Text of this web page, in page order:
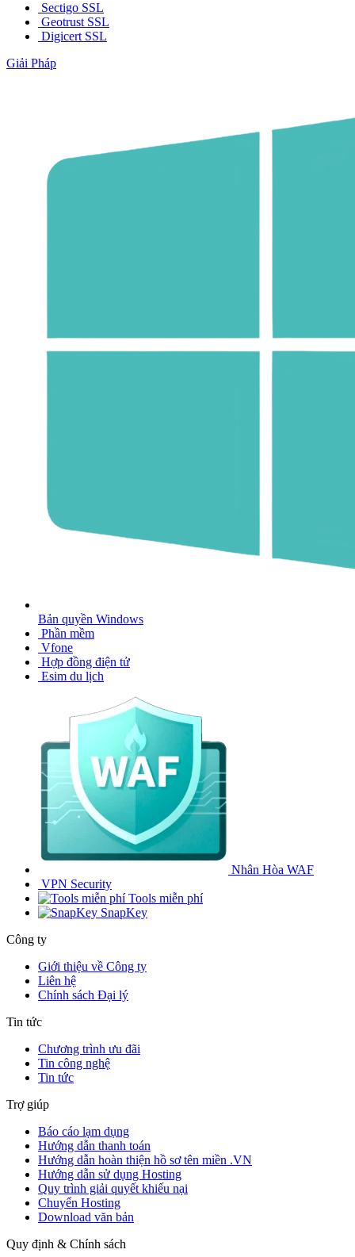
Sectigo SSL
Geotrust SSL
Digicert SSL
Giải Pháp
Bản quyền Windows
Phần mềm
Vfone
Hợp đồng điện tử
Esim du lịch
Nhân Hòa WAF
VPN Security
Tools miễn phí
SnapKey
Công ty
Giới thiệu về Công ty
Liên hệ
Chính sách Đại lý
Tin tức
Chương trình ưu đãi
Tin công nghệ
Tin tức
Trợ giúp
Báo cáo lạm dụng
Hướng dẫn thanh toán
Hướng dẫn hoàn thiện hồ sơ tên miền .VN
Hướng dẫn sử dụng Hosting
Quy trình giải quyết khiếu nại
Chuyển Hosting
Download văn bản
Quy định & Chính sách